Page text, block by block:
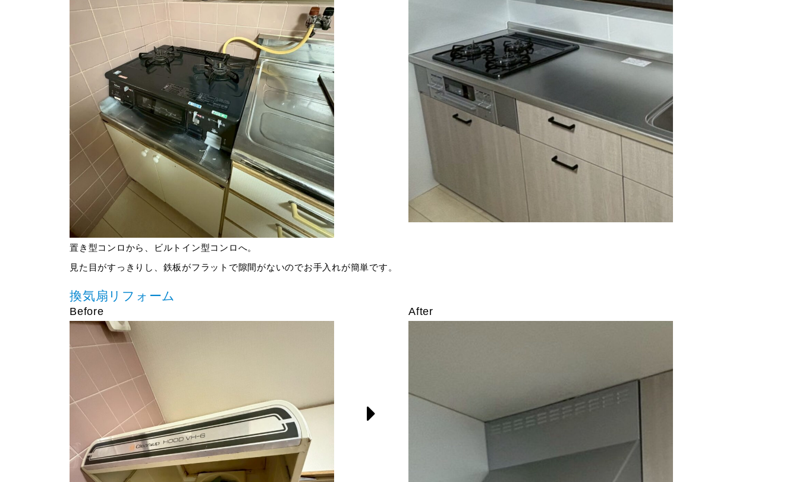
置き型コンロから、ビルトイン型コンロへ。
見た目がすっきりし、鉄板がフラットで隙間がないのでお手入れが簡単です。
換気扇リフォーム
Before After